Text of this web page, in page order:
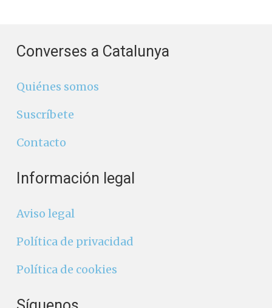
Converses a Catalunya
Quiénes somos
Suscríbete
Contacto
Información legal
Aviso legal
Política de privacidad
Política de cookies